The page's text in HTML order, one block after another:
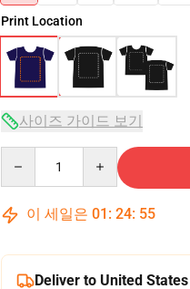
Print Location
사이즈 가이드 보기
이 세일은 01 : 24: 54
Deliver to United States